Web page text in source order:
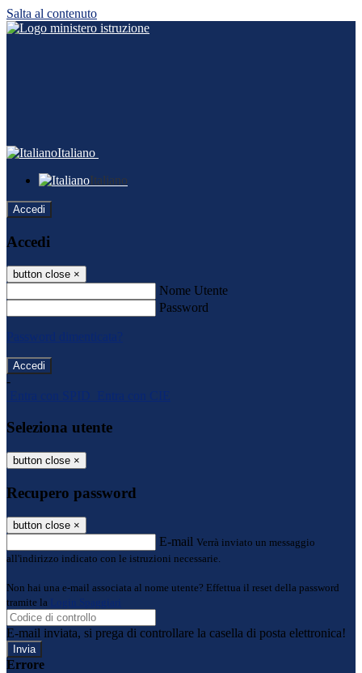
Salta al contenuto
Italiano
Italiano
Accedi
Accedi
button close ×
Nome Utente
Password
Password dimenticata?
-
Entra con SPID
Entra con CIE
Seleziona utente
button close ×
Recupero password
button close ×
E-mail Verrà inviato un messaggio
all'indirizzo indicato con le istruzioni necessarie.
Non hai una e-mail associata al nome utente? Effettua il reset della password
tramite la
Login Spaggiari
E-mail inviata, si prega di controllare la casella di posta elettronica!
Errore